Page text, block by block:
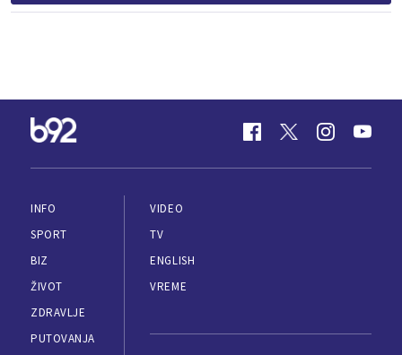
INFO
SPORT
BIZ
ŽIVOT
ZDRAVLJE
PUTOVANJA
VIDEO
TV
ENGLISH
VREME